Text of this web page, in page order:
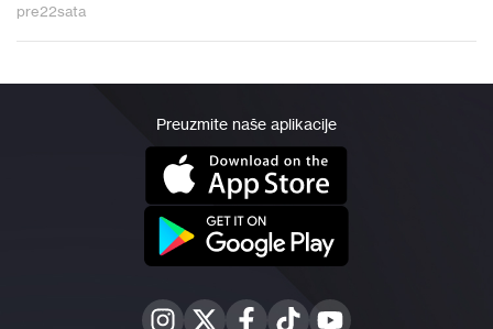
pre22sata
Preuzmite naše aplikacije